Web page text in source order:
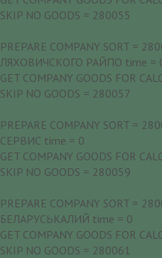
SKIP NO GOODS = 280055
PREPARE COMPANY SORT =
ЛЯХОВИЧСКОГО РАЙПО time =
GET COMPANY GOODS FOR
SKIP NO GOODS = 280057
PREPARE COMPANY SORT =
СЕРВИС time = 0
GET COMPANY GOODS FOR
SKIP NO GOODS = 280059
PREPARE COMPANY SORT =
БЕЛАРУСЬКАЛИЙ time = 0
GET COMPANY GOODS FOR
SKIP NO GOODS = 280061